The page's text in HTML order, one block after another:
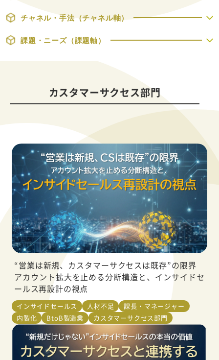
チャネル・手法（チャネル軸）
課題・ニーズ（課題軸）
カスタマーサクセス部門
“営業は新規、カスタマーサクセスは既存”の限界
アカウント拡大を止める分断構造と、インサイドセ
ールス再設計の視点
インサイドセールス 人材不足
課長・マネージャー
内製化
BtoB製造業 カスタマーサクセス部門